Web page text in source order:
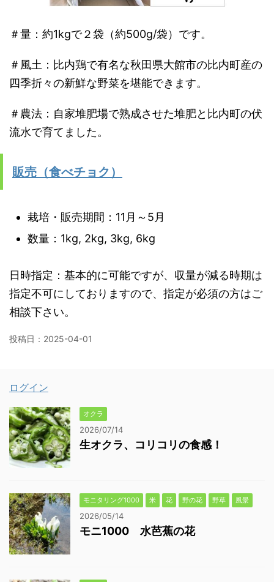
＃量：約1kgで２袋（約500g/袋）です。
＃風土：比内鶏で有名な秋田県大館市の比内町産の
四季折々の新鮮な野菜を堪能できます。
＃農法：自家堆肥場で熟成させた堆肥と比内町の伏
流水で育てました。
販売（食べチョク）
栽培・販売期間：11月～5月
数量：1kg, 2kg, 3kg, 6kg
日時指定：基本的に可能ですが、収量が減る時期は
指定不可にしておりますので、指定が必須の方はご
相談下さい。
投稿日： 2025-04-01
ログイン
オクラ
2026/07/14
生オクラ、コリコリの食感！
モニタリング1000 米 花 野の花 野草 風景
2026/05/14
モニ1000 水芭蕉の花